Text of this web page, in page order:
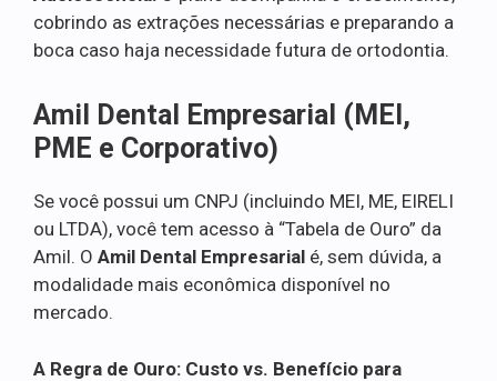
cobrindo as extrações necessárias e preparando a
boca caso haja necessidade futura de ortodontia.
Amil Dental Empresarial (MEI,
PME e Corporativo)
Se você possui um CNPJ (incluindo MEI, ME, EIRELI
ou LTDA), você tem acesso à “Tabela de Ouro” da
Amil. O Amil Dental Empresarial é, sem dúvida, a
modalidade mais econômica disponível no
mercado.
A Regra de Ouro: Custo vs. Benefício para